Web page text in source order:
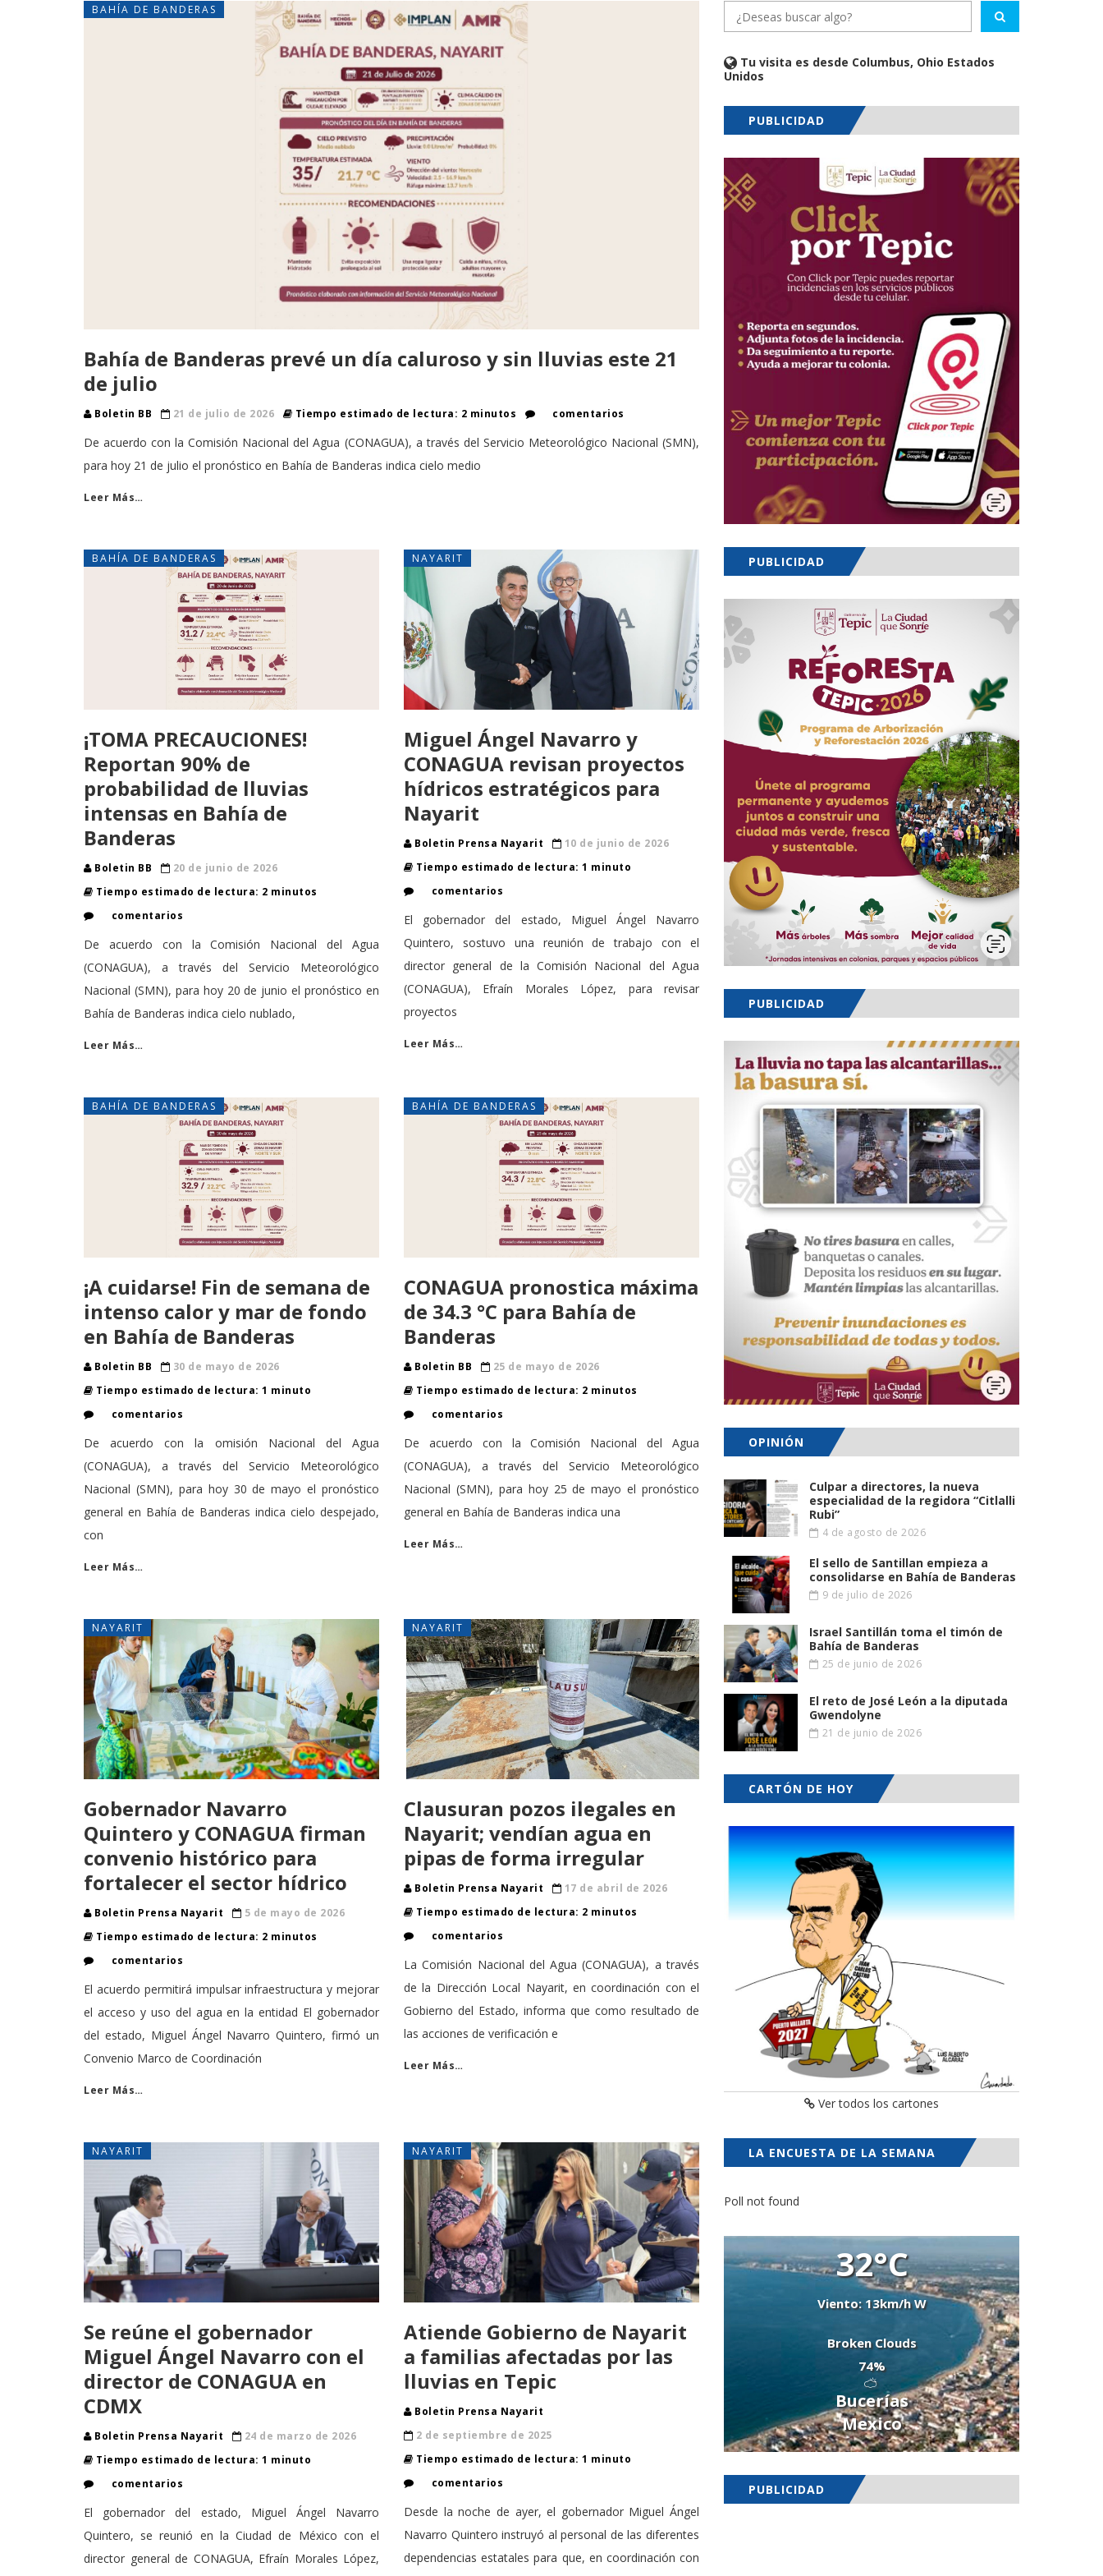
BAHÍA DE BANDERAS
Bahía de Banderas prevé un día caluroso y sin lluvias este 21
de julio
Boletin BB 21 de julio de 2026 Tiempo estimado de lectura: 2 minutos comentarios
De acuerdo con la Comisión Nacional del Agua (CONAGUA), a través del Servicio Meteorológico Nacional (SMN),
para hoy 21 de julio el pronóstico en Bahía de Banderas indica cielo medio
Leer Más…
BAHÍA DE BANDERAS
¡TOMA PRECAUCIONES!
Reportan 90% de
probabilidad de lluvias
intensas en Bahía de
Banderas
Boletin BB
20 de junio de 2026
Tiempo estimado de lectura: 2 minutos
comentarios
De acuerdo con la Comisión Nacional del Agua
(CONAGUA), a través del Servicio Meteorológico
Nacional (SMN), para hoy 20 de junio el pronóstico en
Bahía de Banderas indica cielo nublado,
Leer Más…
NAYARIT
Miguel Ángel Navarro y
CONAGUA revisan proyectos
hídricos estratégicos para
Nayarit
Boletin Prensa Nayarit
10 de junio de 2026
Tiempo estimado de lectura: 1 minuto
comentarios
El gobernador del estado, Miguel Ángel Navarro
Quintero, sostuvo una reunión de trabajo con el
director general de la Comisión Nacional del Agua
(CONAGUA), Efraín Morales López, para revisar
proyectos
Leer Más…
BAHÍA DE BANDERAS
¡A cuidarse! Fin de semana de
intenso calor y mar de fondo
en Bahía de Banderas
Boletin BB
30 de mayo de 2026
Tiempo estimado de lectura: 1 minuto
comentarios
De acuerdo con la omisión Nacional del Agua
(CONAGUA), a través del Servicio Meteorológico
Nacional (SMN), para hoy 30 de mayo el pronóstico
general en Bahía de Banderas indica cielo despejado,
con
Leer Más…
BAHÍA DE BANDERAS
CONAGUA pronostica máxima
de 34.3 °C para Bahía de
Banderas
Boletin BB
25 de mayo de 2026
Tiempo estimado de lectura: 2 minutos
comentarios
De acuerdo con la Comisión Nacional del Agua
(CONAGUA), a través del Servicio Meteorológico
Nacional (SMN), para hoy 25 de mayo el pronóstico
general en Bahía de Banderas indica una
Leer Más…
NAYARIT
Gobernador Navarro
Quintero y CONAGUA firman
convenio histórico para
fortalecer el sector hídrico
Boletin Prensa Nayarit
5 de mayo de 2026
Tiempo estimado de lectura: 2 minutos
comentarios
El acuerdo permitirá impulsar infraestructura y mejorar
el acceso y uso del agua en la entidad El gobernador
del estado, Miguel Ángel Navarro Quintero, firmó un
Convenio Marco de Coordinación
Leer Más…
NAYARIT
Clausuran pozos ilegales en
Nayarit; vendían agua en
pipas de forma irregular
Boletin Prensa Nayarit
17 de abril de 2026
Tiempo estimado de lectura: 2 minutos
comentarios
La Comisión Nacional del Agua (CONAGUA), a través
de la Dirección Local Nayarit, en coordinación con el
Gobierno del Estado, informa que como resultado de
las acciones de verificación e
Leer Más…
NAYARIT
Se reúne el gobernador
Miguel Ángel Navarro con el
director de CONAGUA en
CDMX
Boletin Prensa Nayarit
24 de marzo de 2026
Tiempo estimado de lectura: 1 minuto
comentarios
El gobernador del estado, Miguel Ángel Navarro
Quintero, se reunió en la Ciudad de México con el
director general de CONAGUA, Efraín Morales López,
NAYARIT
Atiende Gobierno de Nayarit
a familias afectadas por las
lluvias en Tepic
Boletin Prensa Nayarit
2 de septiembre de 2025
Tiempo estimado de lectura: 1 minuto
comentarios
Desde la noche de ayer, el gobernador Miguel Ángel
Navarro Quintero instruyó al personal de las diferentes
dependencias estatales para que, en coordinación con
Tu visita es desde Columbus, Ohio Estados
Unidos
PUBLICIDAD
PUBLICIDAD
PUBLICIDAD
OPINIÓN
Culpar a directores, la nueva
especialidad de la regidora “Citlalli
Rubi”
4 de agosto de 2026
El sello de Santillan empieza a
consolidarse en Bahía de Banderas
9 de julio de 2026
Israel Santillán toma el timón de
Bahía de Banderas
25 de junio de 2026
El reto de José León a la diputada
Gwendolyne
21 de junio de 2026
CARTÓN DE HOY
Ver todos los cartones
LA ENCUESTA DE LA SEMANA
Poll not found
32°C
Viento: 13km/h W
Broken Clouds
74%
Bucerías
Mexico
PUBLICIDAD